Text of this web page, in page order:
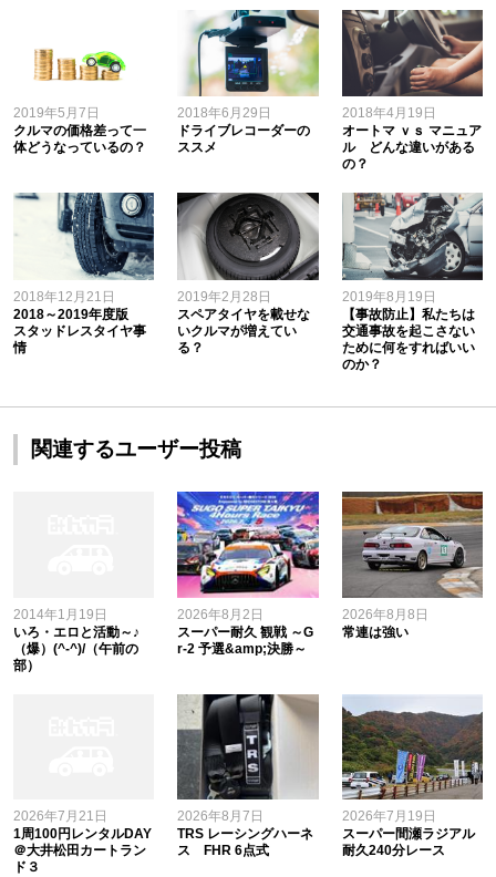
2019年5月7日
クルマの価格差って一
体どうなっているの？
2018年6月29日
ドライブレコーダーの
ススメ
2018年4月19日
オートマ ｖｓ マニュア
ル どんな違いがある
の？
2018年12月21日
2018～2019年度版
スタッドレスタイヤ事
情
2019年2月28日
スペアタイヤを載せな
いクルマが増えてい
る？
2019年8月19日
【事故防止】私たちは
交通事故を起こさない
ために何をすればいい
のか？
関連するユーザー投稿
2014年1月19日
いろ・エロと活動～♪
（爆）(^-^)/（午前の
部）
2026年8月2日
スーパー耐久 観戦 ～G
r-2 予選&amp;決勝～
2026年8月8日
常連は強い
2026年7月21日
1周100円レンタルDAY
＠大井松田カートラン
ド３
2026年8月7日
TRS レーシングハーネ
ス FHR 6点式
2026年7月19日
スーパー間瀬ラジアル
耐久240分レース